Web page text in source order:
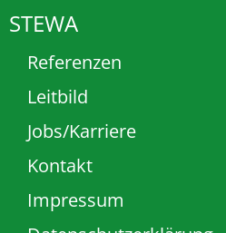
STEWA
Referenzen
Leitbild
Jobs/Karriere
Kontakt
Impressum